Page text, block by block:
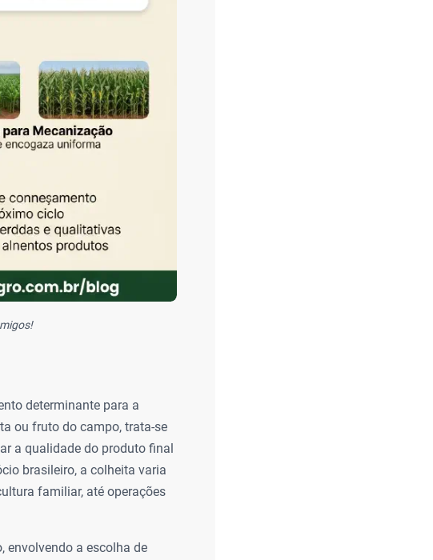
determinante para a
ou fruto do campo, trata-se
a qualidade do produto final
brasileiro, a colheita varia
familiar, até operações
envolvendo a escolha de